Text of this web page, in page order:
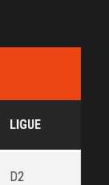
LIGUE
D2